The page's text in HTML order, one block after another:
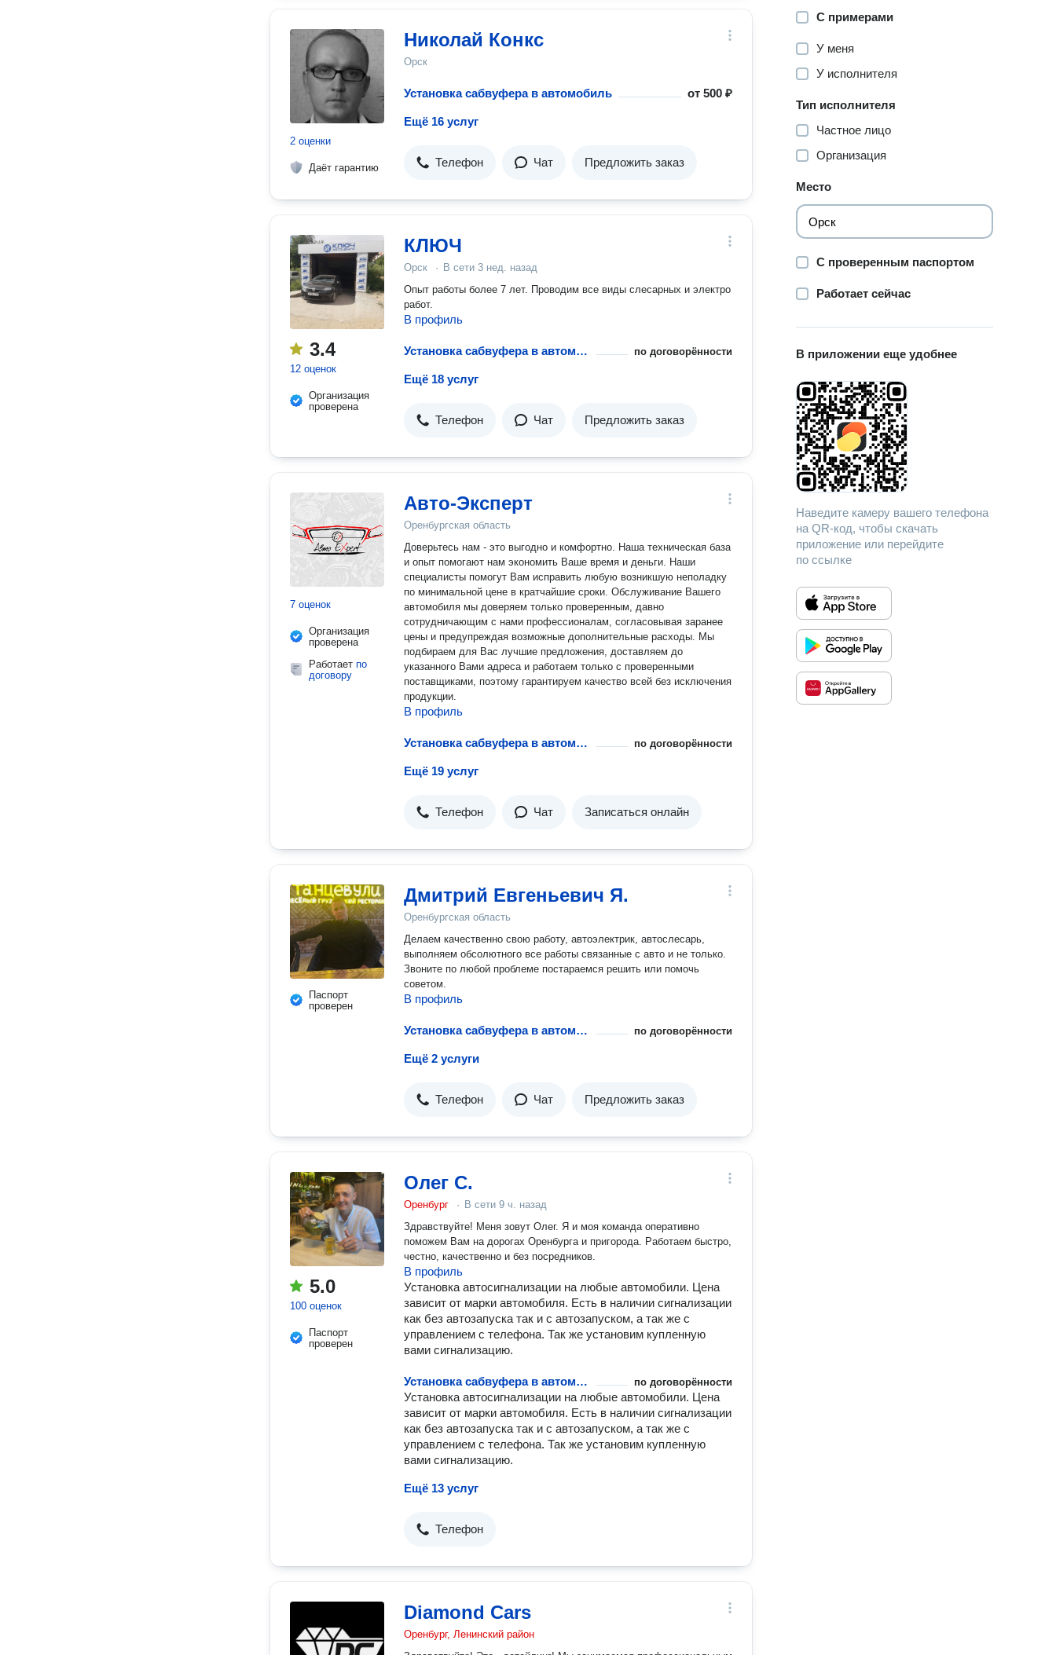
2 оценки
Даёт гарантию
Николай Конкс
Орск
Установка сабвуфера в автомобиль от500 ₽
Ещё 16 услуг
Телефон Чат Предложить заказ
3.4
12 оценок
Организация
проверена
КЛЮЧ
Орск · В сети 3 нед. назад
Опыт работы более 7 лет. Проводим все виды слесарных и электро
работ.
В профиль
Установка сабвуфера в автомобиль по договорённости
Ещё 18 услуг
Телефон Чат Предложить заказ
7 оценок
Организация
проверена
Работает по
договору
Авто-Эксперт
Оренбургская область
Доверьтесь нам - это выгодно и комфортно. Наша техническая база
и опыт помогают нам экономить Ваше время и деньги. Наши
специалисты помогут Вам исправить любую возникшую неполадку
по минимальной цене в кратчайшие сроки. Обслуживание Вашего
автомобиля мы доверяем только проверенным, давно
сотрудничающим с нами профессионалам, согласовывая заранее
цены и предупреждая возможные дополнительные расходы. Мы
подбираем для Вас лучшие предложения, доставляем до
указанного Вами адреса и работаем только с проверенными
поставщиками, поэтому гарантируем качество всей без исключения
продукции.
В профиль
Установка сабвуфера в автомобиль по договорённости
Ещё 19 услуг
Телефон Чат Записаться онлайн
Паспорт
проверен
Дмитрий Евгеньевич Я.
Оренбургская область
Делаем качественно свою работу, автоэлектрик, автослесарь,
выполняем обсолютного все работы связанные с авто и не только.
Звоните по любой проблеме постараемся решить или помочь
советом.
В профиль
Установка сабвуфера в автомобиль по договорённости
Ещё 2 услуги
Телефон Чат Предложить заказ
5.0
100 оценок
Паспорт
проверен
Олег С.
Оренбург · В сети 9 ч. назад
Здравствуйте! Меня зовут Олег. Я и моя команда оперативно
поможем Вам на дорогах Оренбурга и пригорода. Работаем быстро,
честно, качественно и без посредников.
В профиль
Установка автосигнализации на любые автомобили. Цена
зависит от марки автомобиля. Есть в наличии сигнализации
как без автозапуска так и с автозапуском, а так же с
управлением с телефона. Так же установим купленную
вами сигнализацию.
Установка сабвуфера в автомобиль по договорённости
Установка автосигнализации на любые автомобили. Цена
зависит от марки автомобиля. Есть в наличии сигнализации
как без автозапуска так и с автозапуском, а так же с
управлением с телефона. Так же установим купленную
вами сигнализацию.
Ещё 13 услуг
Телефон
Diamond Cars
Оренбург, Ленинский район
С примерами
У меня
У исполнителя
Тип исполнителя
Частное лицо
Организация
Место
С проверенным паспортом
Работает сейчас
В приложении еще удобнее
Наведите камеру вашего телефона
на QR-код, чтобы скачать
приложение или перейдите
по ссылке